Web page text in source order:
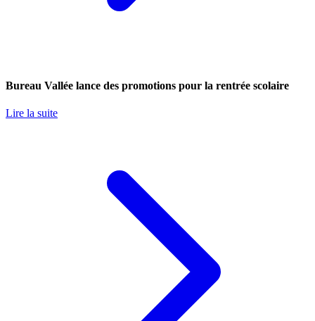
Bureau Vallée lance des promotions pour la rentrée scolaire
Lire la suite